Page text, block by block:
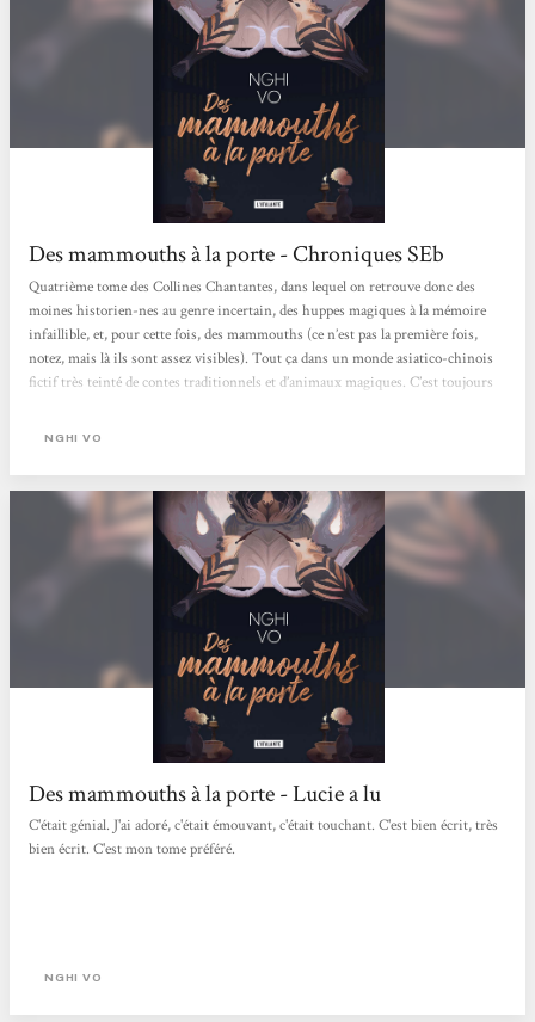
Des mammouths à la porte - Chroniques SEb
Quatrième tome des Collines Chantantes, dans lequel on retrouve donc des
moines historien-nes au genre incertain, des huppes magiques à la mémoire
infaillible, et, pour cette fois, des mammouths (ce n’est pas la première fois,
notez, mais là ils sont assez visibles). Tout ça dans un monde asiatico-chinois
fictif très teinté de contes traditionnels et d’animaux magiques. C’est toujours
remémoré autour d’un thé après le repas. Pour la première, on découvre le
NGHI VO
Des mammouths à la porte - Lucie a lu
C'était génial. J'ai adoré, c'était émouvant, c'était touchant. C'est bien écrit, très
bien écrit. C'est mon tome préféré.
NGHI VO